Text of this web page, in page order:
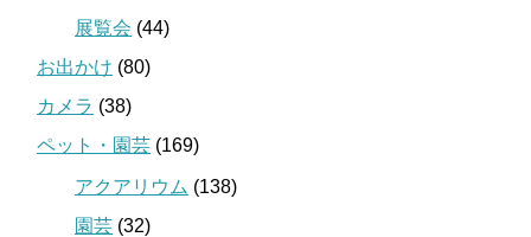
展覧会 (44)
お出かけ (80)
カメラ (38)
ペット・園芸 (169)
アクアリウム (138)
園芸 (32)